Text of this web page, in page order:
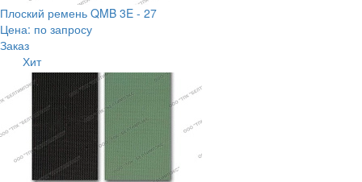
Плоский ремень QMB 3E - 27
Цена: по запросу
Заказ
Хит